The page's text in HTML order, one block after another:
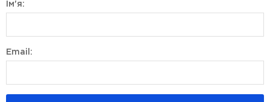
Ім'я:
Email: